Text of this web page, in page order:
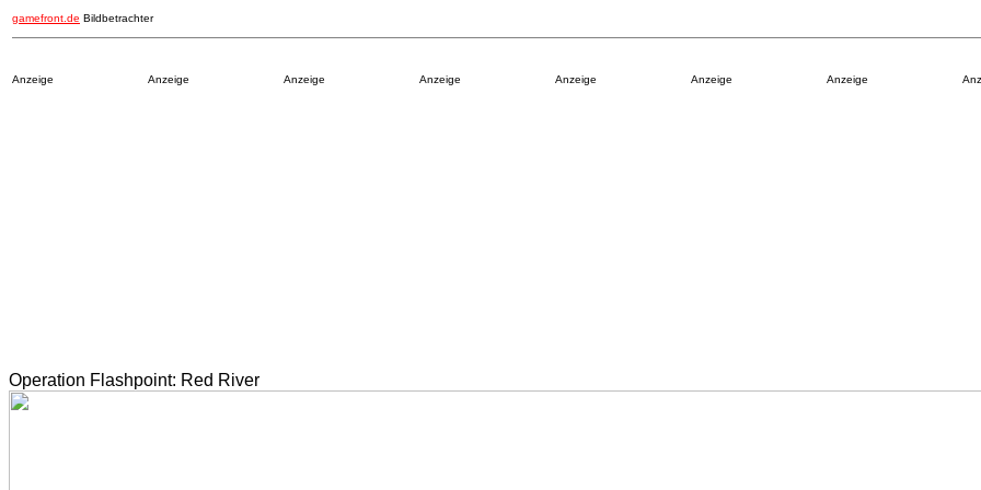
gamefront.de Bildbetrachter
Anzeige Anzeige Anzeige Anzeige Anzeige Anzeige Anzeige
Operation Flashpoint: Red River